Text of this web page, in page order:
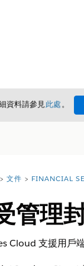
資料請參見此處。
文件 FINANCIAL
管理
Cloud 支援用戶